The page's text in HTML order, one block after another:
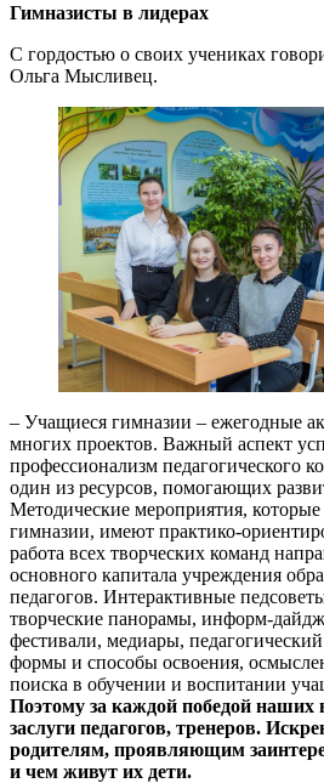
Гимназисты в лидерах
С гордостью о своих учениках
Ольга Мысливец.
– Учащиеся гимназии – ежегодные
многих проектов. Важный аспект
профессионализм педагогического
один из ресурсов, помогающих
Методические мероприятия, которые
гимназии, имеют практико-
работа всех творческих команд
основного капитала учреждения
педагогов. Интерактивные
творческие панорамы, информ-
фестивали, медиары,
формы и способы освоения,
поиска в обучении и воспитании
Поэтому за каждой победой наших
заслуги педагогов, тренеров.
родителям, проявляющим
и чем живут их дети.